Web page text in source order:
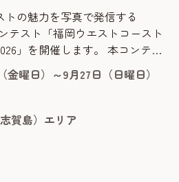
の魅力を写真で発信する
テスト「福岡ウエストコースト
」を開催します。 本コンテス
ーストエリアの魅力を写真で
れるひとに地域の良さを知っ
域を大切にしてもらうことを
フォトコンテストです。 応募作
金曜日）～9月27日（日曜日）
賀島）エリア